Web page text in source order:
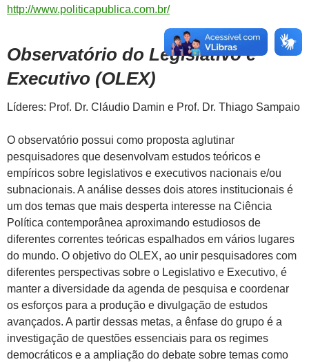
http://www.politicapublica.com.br/
Observatório do Legislativo e
Executivo (OLEX)
Líderes: Prof. Dr. Cláudio Damin e Prof. Dr. Thiago Sampaio
O observatório possui como proposta aglutinar
pesquisadores que desenvolvam estudos teóricos e
empíricos sobre legislativos e executivos nacionais e/ou
subnacionais. A análise desses dois atores institucionais é
um dos temas que mais desperta interesse na Ciência
Política contemporânea aproximando estudiosos de
diferentes correntes teóricas espalhados em vários lugares
do mundo. O objetivo do OLEX, ao unir pesquisadores com
diferentes perspectivas sobre o Legislativo e Executivo, é
manter a diversidade da agenda de pesquisa e coordenar
os esforços para a produção e divulgação de estudos
avançados. A partir dessas metas, a ênfase do grupo é a
investigação de questões essenciais para os regimes
democráticos e a ampliação do debate sobre temas como